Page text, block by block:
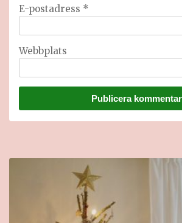
E-postadress *
Webbplats